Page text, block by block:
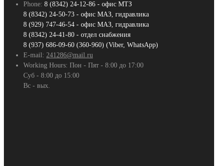
Phone: 8 (8342) 24-12-86 - офис МТЗ
8 (8342) 24-50-73 - офис МАЗ, гидравлика
8 (929) 747-46-54 - офис МАЗ, гидравлика
8 (8342) 24-41-80 - отдел снабжения
8 (937) 686-09-60 (360-960) (Viber, WhatsApp)
E-mail: 241286@mail.ru
Working Hours: Пон - Пят - 8:00 до 17:00
Суб - 8:00 до 15:00
Вс - вых.